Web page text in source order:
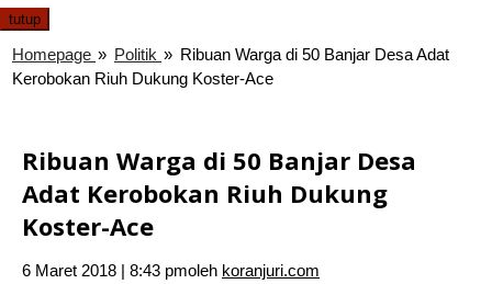
tutup
Homepage » Politik » Ribuan Warga di 50 Banjar Desa Adat
Kerobokan Riuh Dukung Koster-Ace
Ribuan Warga di 50 Banjar Desa
Adat Kerobokan Riuh Dukung
Koster-Ace
6 Maret 2018 | 8:43 pmoleh koranjuri.com